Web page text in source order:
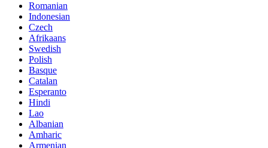
Romanian
Indonesian
Czech
Afrikaans
Swedish
Polish
Basque
Catalan
Esperanto
Hindi
Lao
Albanian
Amharic
Armenian